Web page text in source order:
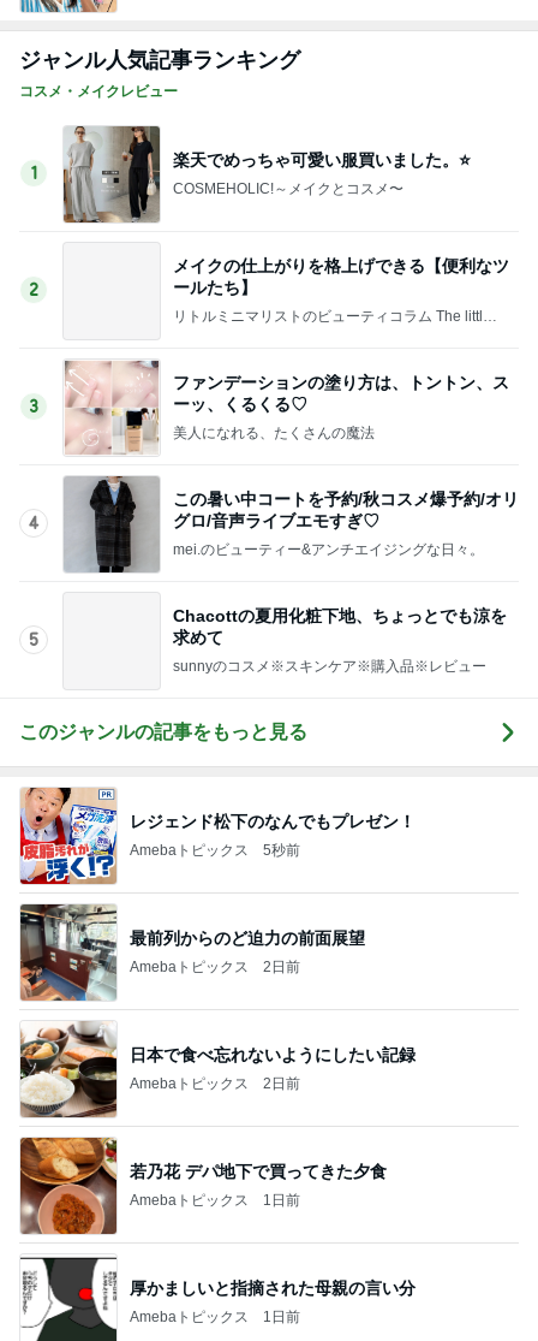
ジャンル人気記事ランキング
コスメ・メイクレビュー
1
楽天でめっちゃ可愛い服買いました。⭐️
COSMEHOLIC!～メイクとコスメ〜
2
メイクの仕上がりを格上げできる【便利なツ
ールたち】
リトルミニマリストのビューティコラム The little
3
ファンデーションの塗り方は、トントン、ス
ーッ、くるくる♡
美人になれる、たくさんの魔法
4
この暑い中コートを予約/秋コスメ爆予約/オリ
グロ/音声ライブエモすぎ♡
mei.のビューティー&アンチエイジングな日々。
5
Chacottの夏用化粧下地、ちょっとでも涼を
求めて
sunnyのコスメ※スキンケア※購入品※レビュー
このジャンルの記事をもっと見る
レジェンド松下のなんでもプレゼン！
Amebaトピックス 5秒前
最前列からのど迫力の前面展望
Amebaトピックス 2日前
日本で食べ忘れないようにしたい記録
Amebaトピックス 2日前
若乃花 デパ地下で買ってきた夕食
Amebaトピックス 1日前
厚かましいと指摘された母親の言い分
Amebaトピックス 1日前